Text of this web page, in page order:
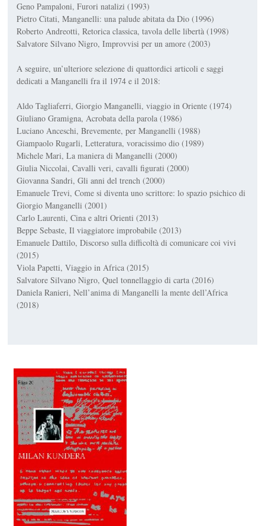
Geno Pampaloni,Furori natalizi (1993)
Pietro Citati,Manganelli: una palude abitata da Dio(1996)
Roberto Andreotti,Retorica classica, tavola delle libertà(1998)
Salvatore Silvano Nigro,Improvvisi per un amore (2003)
A seguire, un’ulteriore selezione di quattordici articoli e saggi
dedicati a Manganelli fra il 1974 e il 2018:
Aldo Tagliaferri,Giorgio Manganelli, viaggio in Oriente (1974)
Giuliano Gramigna,Acrobata della parola (1986)
Luciano Anceschi,Brevemente, per Manganelli (1988)
Giampaolo Rugarli,Letteratura, voracissimo dio (1989)
Michele Mari,La maniera di Manganelli (2000)
Giulia Niccolai,Cavalli veri, cavalli figurati (2000)
Giovanna Sandri,Gli anni del trench (2000)
Emanuele Trevi,Come si diventa uno scrittore: lo spazio psichico di
Giorgio Manganelli (2001)
Carlo Laurenti,Cina e altri Orienti (2013)
Beppe Sebaste,Il viaggiatore improbabile (2013)
Emanuele Dattilo,Discorso sulla difficoltà di comunicare coi vivi
(2015)
Viola Papetti,Viaggio in Africa (2015)
Salvatore Silvano Nigro,Quel tonnellaggio di carta (2016)
Daniela Ranieri,Nell’anima di Manganelli la mente dell’Africa
(2018)